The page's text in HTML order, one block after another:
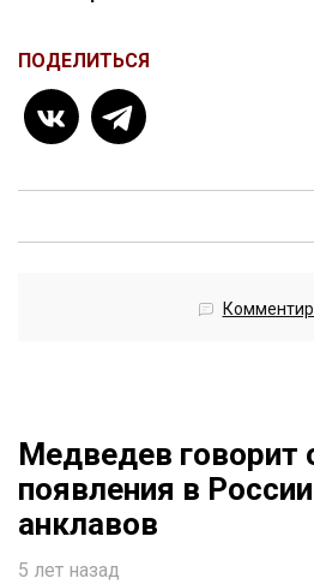
ПОДЕЛИТЬСЯ
Медведев говорит
появления в
анклавов
5 лет назад